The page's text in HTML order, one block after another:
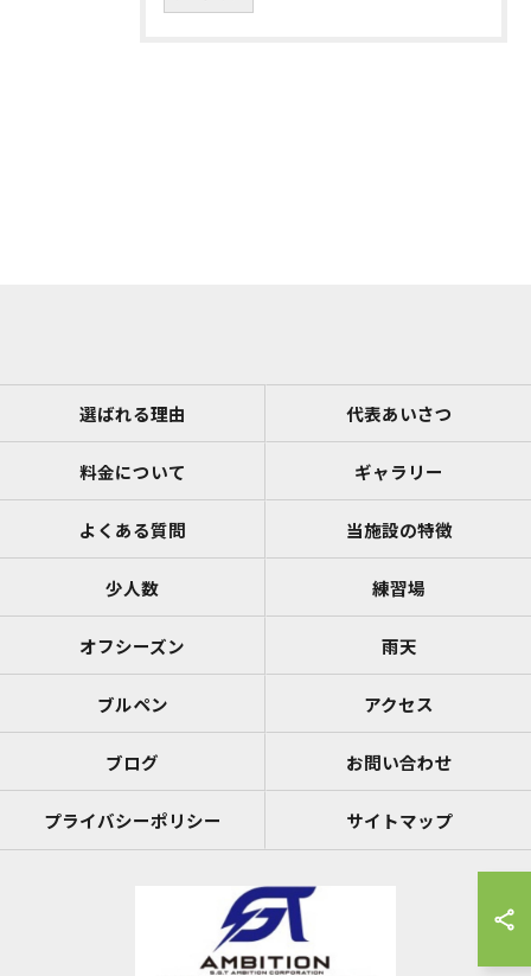
選ばれる理由 代表あいさつ
料金について ギャラリー
よくある質問 当施設の特徴
少人数 練習場
オフシーズン 雨天
ブルペン アクセス
ブログ お問い合わせ
プライバシーポリシー サイトマップ